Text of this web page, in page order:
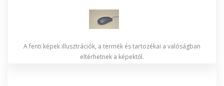
A fenti képek illusztrációk, a termék és tartozékai a valóságban
eltérhetnek a képektől.